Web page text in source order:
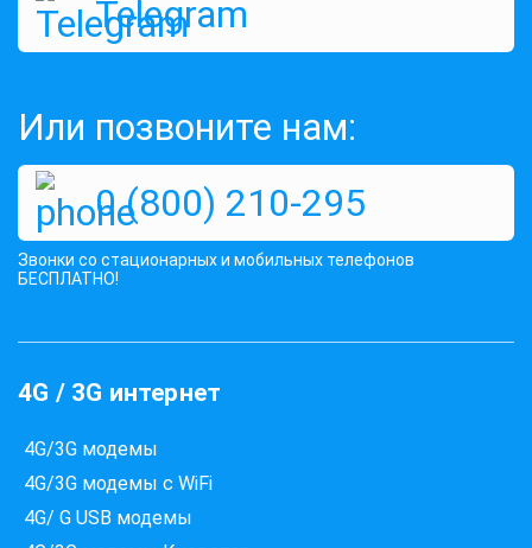
Кронштейн для антенны СА-21-38-
358 грн
249 грн КУПИТЬ
Telegram
Или позвоните нам:
0 (800) 210-295
Звонки со стационарных и мобильных телефонов
БЕСПЛАТНО!
4G / 3G интернет
4G/3G модемы
4G/3G модемы с WiFi
4G/ G USB модемы